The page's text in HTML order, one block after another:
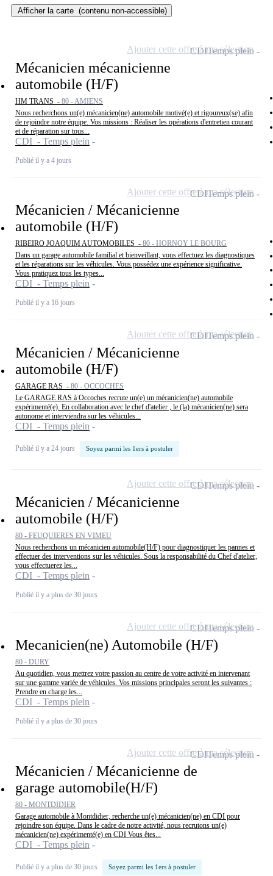
Afficher la carte (contenu non-accessible)
Mécanicien mécanicienne
automobile (H/F)
HM TRANS - 80 - AMIENS
Nous recherchons un(e) mécanicien(ne) automobile motivé(e) et rigoureux(se) afin
de rejoindre notre équipe. Vos missions : Réaliser les opérations d'entretien courant
et de réparation sur tous...
CDI - Temps plein
Publié il y a 4 jours
CDITemps plein
Ajouter cette offre à ma sélection
Mécanicien / Mécanicienne
automobile (H/F)
RIBEIRO JOAQUIM AUTOMOBILES - 80 - HORNOY LE BOURG
Dans un garage automobile familial et bienveillant, vous effectuez les diagnostiques
et les réparations sur les véhicules. Vous possédez une expérience significative.
Vous pratiquez tous les types...
CDI - Temps plein
Publié il y a 16 jours
CDITemps plein
Ajouter cette offre à ma sélection
Mécanicien / Mécanicienne
automobile (H/F)
GARAGE RAS - 80 - OCCOCHES
Le GARAGE RAS à Occoches recrute un(e) un mécanicien(ne) automobile
expérimenté(e). En collaboration avec le chef d'atelier , le (la) mécanicien(ne) sera
autonome et interviendra sur les véhicules...
CDI - Temps plein
Publié il y a 24 jours Soyez parmi les 1ers à postuler
CDITemps plein
Ajouter cette offre à ma sélection
Mécanicien / Mécanicienne
automobile (H/F)
80 - FEUQUIERES EN VIMEU
Nous recherchons un mécanicien automobile(H/F) pour diagnostiquer les pannes et
effectuer des interventions sur les véhicules. Sous la responsabilité du Chef d'atelier,
vous effectuerez les...
CDI - Temps plein
Publié il y a plus de 30 jours
CDITemps plein
Ajouter cette offre à ma sélection
Mecanicien(ne) Automobile (H/F)
80 - DURY
Au quotidien, vous mettrez votre passion au centre de votre activité en intervenant
sur une gamme variée de véhicules. Vos missions principales seront les suivantes :
Prendre en charge les...
CDI - Temps plein
Publié il y a plus de 30 jours
CDITemps plein
Ajouter cette offre à ma sélection
Mécanicien / Mécanicienne de
garage automobile(H/F)
80 - MONTDIDIER
Garage automobile à Montdidier, recherche un(e) mécanicien(ne) en CDI pour
rejoindre son équipe. Dans le cadre de notre activité, nous recrutons un(e)
mécanicien(ne) expérimenté(e) en CDI Vous êtes...
CDI - Temps plein
Publié il y a plus de 30 jours Soyez parmi les 1ers à postuler
CDITemps plein
Ajouter cette offre à ma sélection